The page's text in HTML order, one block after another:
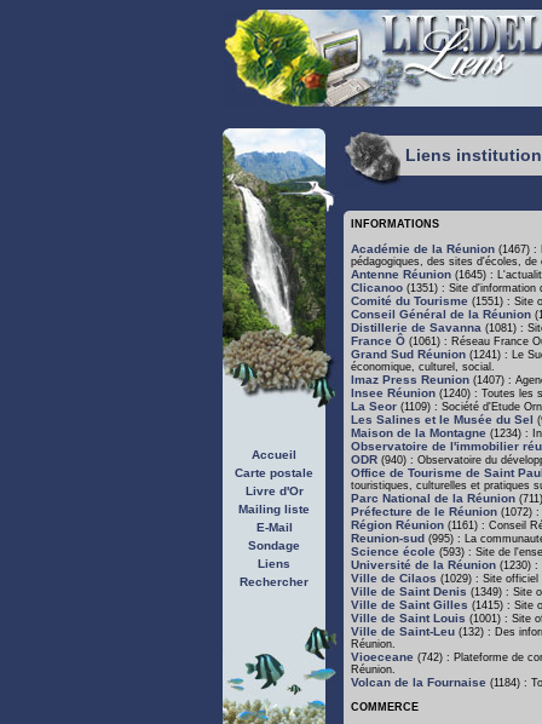
Accueil
Carte postale
Livre d'Or
Mailing liste
E-Mail
Sondage
Liens
Rechercher
Liens
INFORMATIONS
Académie de la Réunion (1467) :
pédagogiques, des sites d'écoles,
Antenne Réunion (1645) :
Clicanoo (1351) : Site d'information
Comité du Tourisme (1551) : Site
Conseil Général de la Réunion
Distillerie de Savanna (1081) :
France Ô (1061) : Réseau France
Grand Sud Réunion (1241) : Le
économique, culturel, social.
Imaz Press Reunion (1407) :
Insee Réunion (1240) : Toutes les
La Seor (1109) : Société d'Etude
Les Salines et le Musée du Sel
Maison de la Montagne (1234) :
Observatoire de l'immobilier
ODR (940) : Observatoire du
Office de Tourisme de Saint
touristiques, culturelles et pratiques
Parc National de la Réunion
Préfecture de le Réunion (1072)
Région Réunion (1161) : Conseil
Reunion-sud (995) : La
Science école (593) : Site de
Université de la Réunion (1230) :
Ville de Cilaos (1029) : Site
Ville de Saint Denis (1349) : Site
Ville de Saint Gilles (1415) : Site
Ville de Saint Louis (1001) : Site
Ville de Saint-Leu (132) : Des
Réunion.
Vioeceane (742) : Plateforme de
Réunion.
Volcan de la Fournaise (1184) :
COMMERCE